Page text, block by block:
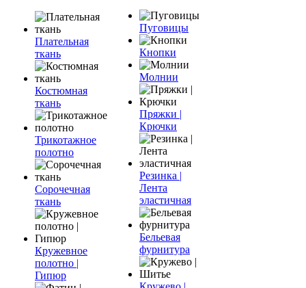
Плательная
ткань
Костюмная
ткань
Трикотажное
полотно
Сорочечная
ткань
Кружевное
полотно |
Гипюр
Пуговицы
Кнопки
Молнии
Пряжки |
Крючки
Резинка |
Лента
эластичная
Бельевая
фурнитура